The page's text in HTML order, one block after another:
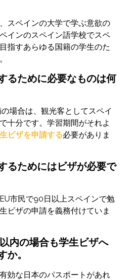
スペインの大学で学ぶ意欲の
インのスペイン語学校でスペ
指すあらゆる国籍の学生のた
るために必要なものは何
場合は、観光客としてスペイ
十分です。学習期間がそれよ
ビザを申請する必要がありま
るためにはビザが必要で
市民で90日以上スペインで勉
ビザの申請を義務付けていま
内の場合も学生ビザへ
か。
効な日本のパスポートがあれ